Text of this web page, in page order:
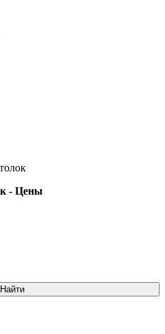
- Цены
Найти